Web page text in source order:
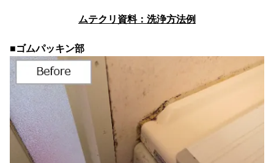
ムテクリ資料：洗浄方法例
■ゴムパッキン部